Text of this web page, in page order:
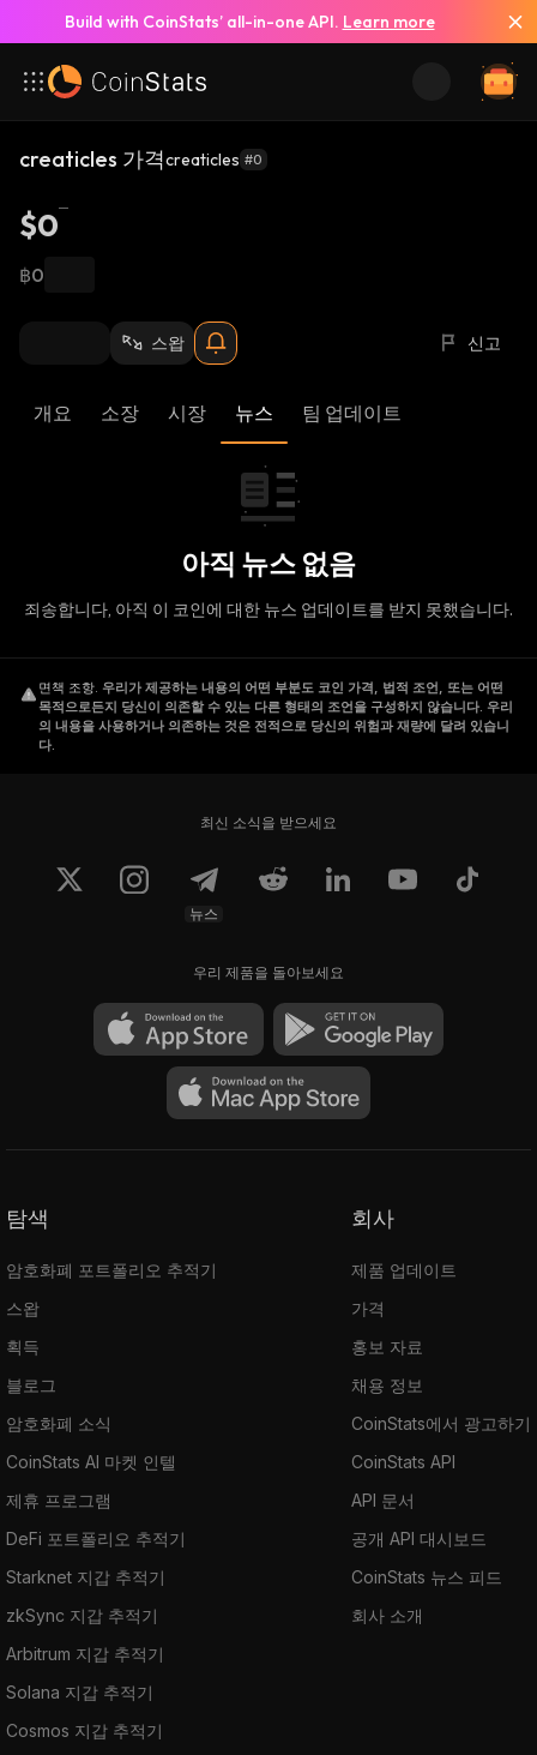
Build with CoinStats’ all-in-one API. Learn more
creaticles 가격creaticles #0
$0
฿0
스왑 신고
개요 소장 시장 뉴스 팀 업데이트
아직 뉴스 없음
죄송합니다, 아직 이 코인에 대한 뉴스 업데이트를 받지 못했습니다.
면책 조항. 우리가 제공하는 내용의 어떤 부분도 코인 가격, 법적 조언, 또는 어떤
목적으로든지 당신이 의존할 수 있는 다른 형태의 조언을 구성하지 않습니다. 우리
의 내용을 사용하거나 의존하는 것은 전적으로 당신의 위험과 재량에 달려 있습니
다.
최신 소식을 받으세요
뉴스
우리 제품을 돌아보세요
탐색
암호화폐 포트폴리오 추적기
스왑
획득
블로그
암호화폐 소식
CoinStats AI 마켓 인텔
제휴 프로그램
DeFi 포트폴리오 추적기
Starknet 지갑 추적기
zkSync 지갑 추적기
Arbitrum 지갑 추적기
Solana 지갑 추적기
Cosmos 지갑 추적기
회사
제품 업데이트
가격
홍보 자료
채용 정보
CoinStats에서 광고하기
CoinStats API
API 문서
공개 API 대시보드
CoinStats 뉴스 피드
회사 소개